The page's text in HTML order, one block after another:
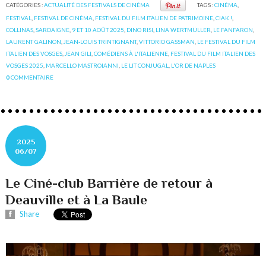
CATÉGORIES :ACTUALITÉ DES FESTIVALS DE CINÉMA TAGS :CINÉMA
FESTIVAL
FESTIVAL DE CINÉMA FESTIVAL DU FILM ITALIEN DE PATRIMOINE ,CIAK !
COLLINAS ,SARDAIGNE 9 ET 10 AOÛT 2025 DINO RISI LINA WERTMÜLLER LE FANFARON
LAURENT GALINON JEAN-LOUIS TRINTIGNANT,VITTORIO GASSMAN LE FESTIVAL DU FILM
ITALIEN DES VOSGES JEAN GILI ,COMÉDIENS À L'ITALIENNE FESTIVAL DU FILM ITALIEN DES
VOSGES 2025 MARCELLO MASTROIANNI LE LIT CONJUGAL
L'OR DE NAPLES
0COMMENTAIRE
2025
06/07
Le Ciné-club Barrière de retour à
Deauville et à La Baule
Share